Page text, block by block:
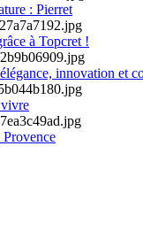
: Pierret
à Topcret !
innovation et
vivre